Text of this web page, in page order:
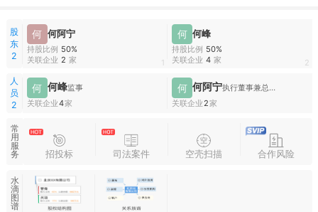
股
东
2
何 何阿宁
持股比例 50%
关联企业 2 家 1
何 何峰
持股比例 50%
关联企业 4 家 2
人
员
2
何 何峰监事
关联企业4家
何 何阿宁
执行董事兼总经理
关联企业 2家
常
用
服
务
招投标 司法案件 空壳扫描 合作风险
水
滴
图
谱